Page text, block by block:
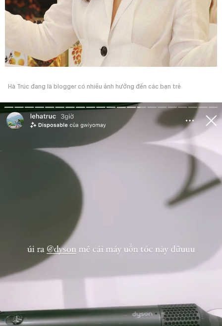
Hà Trúc đang là blogger có nhiều ảnh hưởng đến các bạn trẻ